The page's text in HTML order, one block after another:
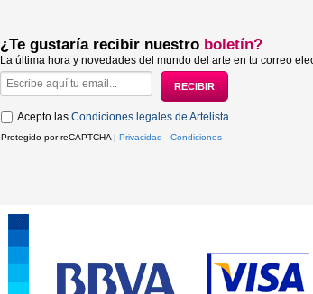
¿Te gustaría recibir nuestro boletín?
La última hora y novedades del mundo del arte en tu correo
Acepto las Condiciones legales de Artelista.
Protegido por reCAPTCHA | Privacidad - Condiciones